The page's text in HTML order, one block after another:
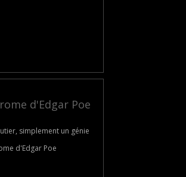
d'Edgar Poe
simplement un génie